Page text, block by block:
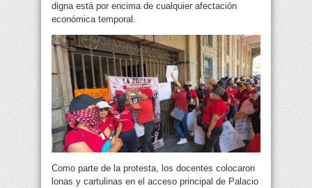
digna está por encima de cualquier afectación
económica temporal.
Como parte de la protesta, los docentes colocaron
lonas y cartulinas en el acceso principal de Palacio